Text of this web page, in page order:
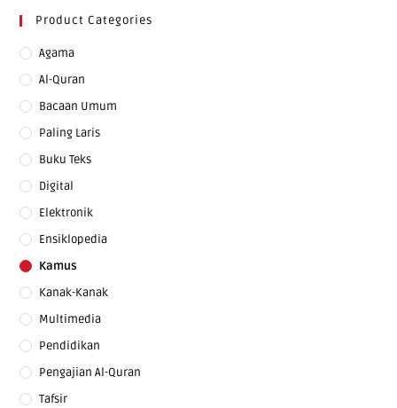
Product Categories
Agama
Al-Quran
Bacaan Umum
Paling Laris
Buku Teks
Digital
Elektronik
Ensiklopedia
Kamus
Kanak-Kanak
Multimedia
Pendidikan
Pengajian Al-Quran
Tafsir